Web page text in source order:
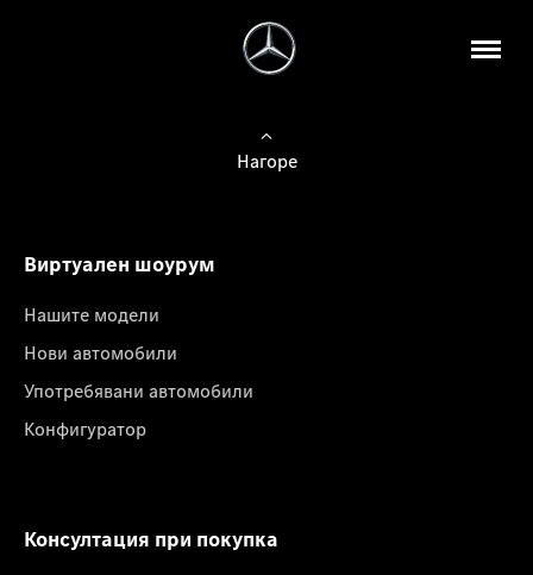
Нагоре
Виртуален шоурум
Нашите модели
Нови автомобили
Употребявани автомобили
Конфигуратор
Консултация при покупка